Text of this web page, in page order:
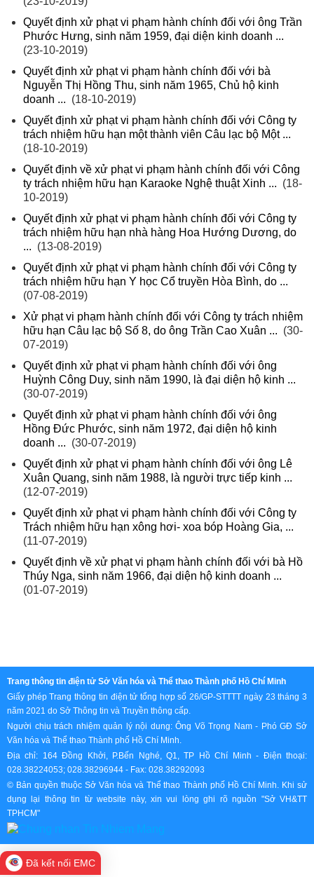
Quyết định xử phạt vi phạm hành chính đối với ông Trần
Phước Hưng, sinh năm 1959, đại diện kinh doanh ...
(23-10-2019)
Quyết định xử phạt vi phạm hành chính đối với bà
Nguyễn Thị Hồng Thu, sinh năm 1965, Chủ hộ kinh
doanh ... (18-10-2019)
Quyết định xử phạt vi phạm hành chính đối với Công ty
trách nhiệm hữu hạn một thành viên Câu lạc bộ Một ...
(18-10-2019)
Quyết định về xử phạt vi phạm hành chính đối với Công
ty trách nhiệm hữu hạn Karaoke Nghệ thuật Xinh ... (18-
10-2019)
Quyết định xử phạt vi phạm hành chính đối với Công ty
trách nhiệm hữu hạn nhà hàng Hoa Hướng Dương, do
... (13-08-2019)
Quyết định xử phạt vi phạm hành chính đối với Công ty
trách nhiệm hữu hạn Y học Cổ truyền Hòa Bình, do ...
(07-08-2019)
Xử phạt vi phạm hành chính đối với Công ty trách nhiệm
hữu hạn Câu lạc bộ Số 8, do ông Trần Cao Xuân ... (30-
07-2019)
Quyết định xử phạt vi phạm hành chính đối với ông
Huỳnh Công Duy, sinh năm 1990, là đại diện hộ kinh ...
(30-07-2019)
Quyết định xử phạt vi phạm hành chính đối với ông
Hồng Đức Phước, sinh năm 1972, đại diện hộ kinh
doanh ... (30-07-2019)
Quyết định xử phạt vi phạm hành chính đối với ông Lê
Xuân Quang, sinh năm 1988, là người trực tiếp kinh ...
(12-07-2019)
Quyết định xử phạt vi phạm hành chính đối với Công ty
Trách nhiệm hữu hạn xông hơi- xoa bóp Hoàng Gia, ...
(11-07-2019)
Quyết định về xử phạt vi phạm hành chính đối với bà Hồ
Thúy Nga, sinh năm 1966, đại diện hộ kinh doanh ...
(01-07-2019)
Trang thông tin điện tử Sở Văn hóa và Thể thao Thành phố Hồ Chí Minh
Giấy phép Trang thông tin điện tử tổng hợp số 26/GP-STTTT ngày 23 tháng 3
năm 2021 do Sở Thông tin và Truyền thông cấp.
Người chịu trách nhiệm quản lý nội dung: Ông Võ Trọng Nam - Phó GĐ Sở
Văn hóa và Thể thao Thành phố Hồ Chí Minh.
Địa chỉ: 164 Đồng Khởi, P.Bến Nghé, Q1, TP Hồ Chí Minh - Điện thoại:
028.38224053; 028.38296944 - Fax: 028.38292093
© Bản quyền thuộc Sở Văn hóa và Thể thao Thành phố Hồ Chí Minh. Khi sử
dụng lại thông tin từ website này, xin vui lòng ghi rõ nguồn "Sở VH&TT
TPHCM"
Đã kết nối EMC